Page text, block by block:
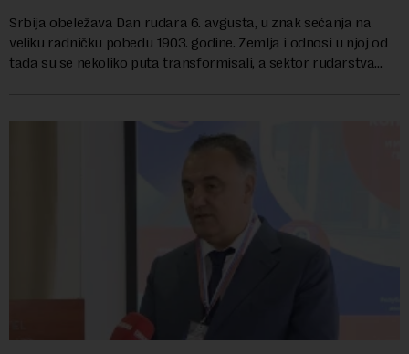
Srbija obeležava Dan rudara 6. avgusta, u znak sećanja na
veliku radničku pobedu 1903. godine. Zemlja i odnosi u njoj od
tada su se nekoliko puta transformisali, a sektor rudarstva